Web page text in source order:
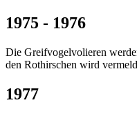
1975 - 1976
Die Greifvogelvolieren
den Rothirschen wird
1977